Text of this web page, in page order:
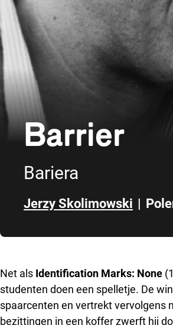
Barrier
Bariera
Jerzy Skolimowski |
Net als Identification Marks: None
studenten doen een spelletje. De
spaarcenten en vertrekt vervolgens
bezittingen in een koffer zwerft hij